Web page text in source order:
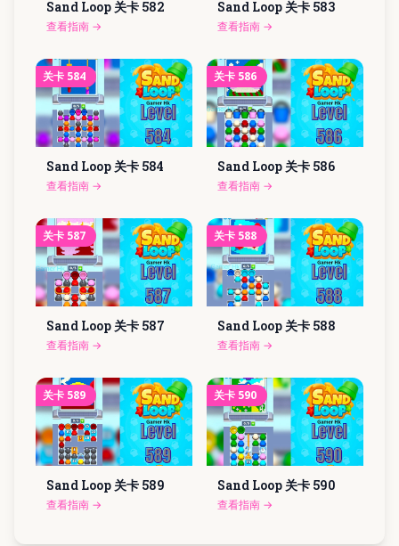
Sand Loop 关卡 582
查看指南 →
Sand Loop 关卡 583
查看指南 →
关卡 584
Sand Loop 关卡 584
查看指南 →
关卡 586
Sand Loop 关卡 586
查看指南 →
关卡 587
Sand Loop 关卡 587
查看指南 →
关卡 588
Sand Loop 关卡 588
查看指南 →
关卡 589
Sand Loop 关卡 589
查看指南 →
关卡 590
Sand Loop 关卡 590
查看指南 →